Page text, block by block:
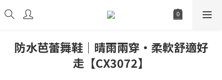
防水芭蕾舞鞋｜晴雨兩穿・柔軟舒適好
走【CX3072】